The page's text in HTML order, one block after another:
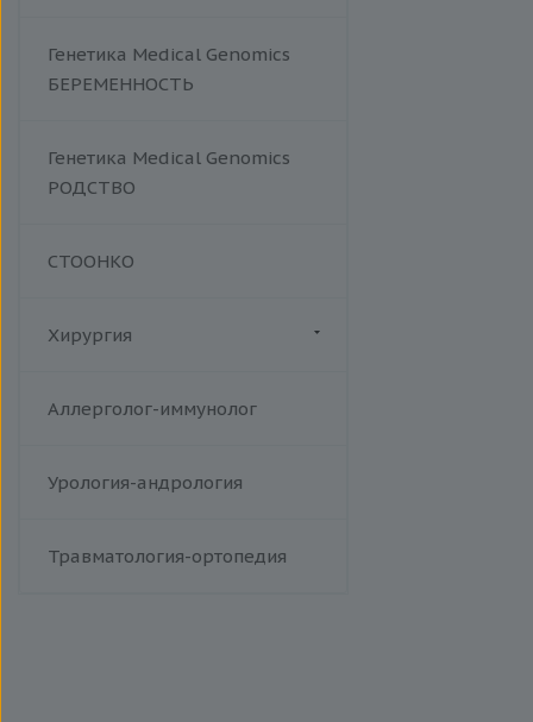
Генетика Medical Genomics
БЕРЕМЕННОСТЬ
Генетика Medical Genomics
РОДСТВО
СТООНКО
Хирургия
Аллерголог-иммунолог
Урология-андрология
Травматология-ортопедия